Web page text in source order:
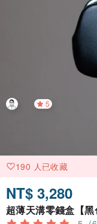
5
190 人已收藏
NT$ 3,280
超薄天溝零錢盒【黑